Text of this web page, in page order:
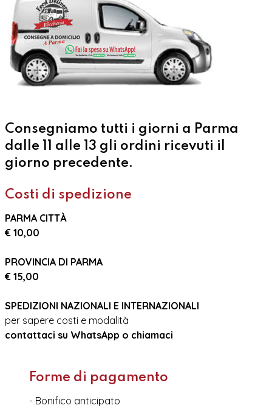
Consegniamo tutti i giorni a Parma
dalle 11 alle 13 gli ordini ricevuti il
giorno precedente.
Costi di spedizione
PARMA CITTÀ
€ 10,00
PROVINCIA DI PARMA
€ 15,00
SPEDIZIONI NAZIONALI E INTERNAZIONALI
per sapere costi e modalità
contattaci su WhatsApp o chiamaci
Forme di pagamento
- Bonifico anticipato